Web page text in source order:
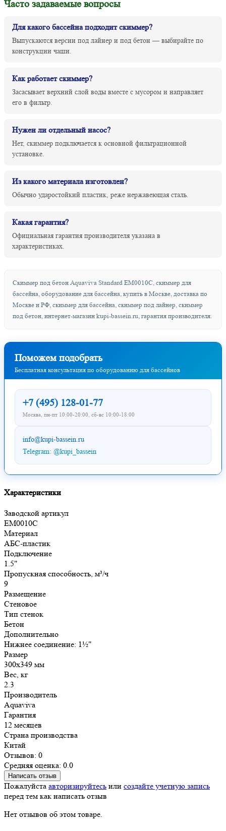
Часто задаваемые вопросы
Для какого бассейна подходит скиммер?
Выпускаются версии под лайнер и под бетон — выбирайте по
конструкции чаши.
Как работает скиммер?
Засасывает верхний слой воды вместе с мусором и направляет
его в фильтр.
Нужен ли отдельный насос?
Нет, скиммер подключается к основной фильтрационной
установке.
Из какого материала изготовлен?
Обычно ударостойкий пластик, реже нержавеющая сталь.
Какая гарантия?
Официальная гарантия производителя указана в
характеристиках.
Скиммер под бетон Aquaviva Standard EM0010C, скиммер для
бассейна, оборудование для бассейна, купить в Москве, доставка по
Москве и РФ, скиммер для бассейна, скиммер под лайнер, скиммер
под бетон, интернет-магазин kupi-bassein.ru, гарантия производителя.
Поможем подобрать
Бесплатная консультация по оборудованию для бассейнов
+7 (495) 128-01-77
Москва, пн-пт 10:00-20:00, сб-вс 10:00-18:00
info@kupi-bassein.ru
Telegram: @kupi_bassein
Характеристики
Заводской артикул
EM0010С
Материал
АБС-пластик
Подключение
1.5"
Пропускная способность, м³/ч
9
Размещение
Стеновое
Тип стенок
Бетон
Дополнительно
Нижнее соединение: 1½"
Размер
300х349 мм
Вес, кг
2.3
Производитель
Aquaviva
Гарантия
12 месяцев
Страна производства
Китай
Отзывов: 0
Средняя оценка: 0.0
Написать отзыв
Пожалуйста авторизируйтесь или создайте учетную запись
перед тем как написать отзыв
Нет отзывов об этом товаре.